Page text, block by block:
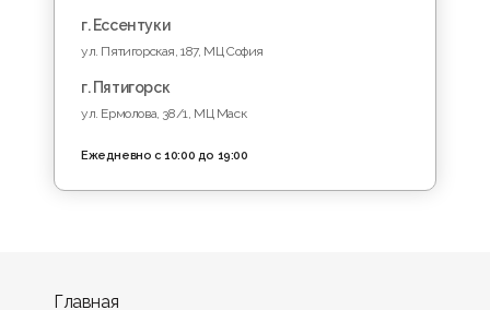
г. Ессентуки
ул. Пятигорская, 187, МЦ София
г. Пятигорск
ул. Ермолова, 38/1, МЦ Маск
Ежедневно с 10:00 до 19:00
Главная